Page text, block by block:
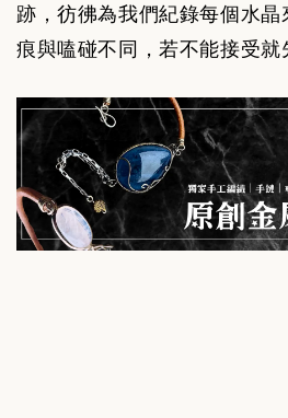
跡，彷彿為我們紀錄每個水
痕與嗑碰不同，若不能接受就